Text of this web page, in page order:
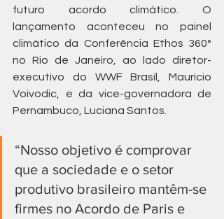
futuro acordo climático. O
lançamento aconteceu no painel
climático da Conferência Ethos 360°
no Rio de Janeiro, ao lado diretor-
executivo do WWF Brasil, Maurício
Voivodic, e da vice-governadora de
Pernambuco, Luciana Santos.
“Nosso objetivo é comprovar
que a sociedade e o setor
produtivo brasileiro mantêm-se
firmes no Acordo de Paris e